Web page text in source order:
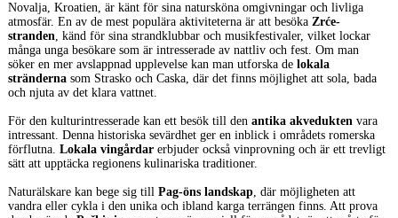
Novalja, Kroatien, är känt för sina natursköna omgivningar och livliga
atmosfär. En av de mest populära aktiviteterna är att besöka Zrće-
stranden, känd för sina strandklubbar och musikfestivaler, vilket lockar
många unga besökare som är intresserade av nattliv och fest. Om man
söker en mer avslappnad upplevelse kan man utforska de lokala
strändernasom Strasko och Caska, där det finns möjlighet att sola, bada
och njuta av det klara vattnet.
För den kulturintresserade kan ett besök till den antika akveduktenvara
intressant. Denna historiska sevärdhet ger en inblick i områdets romerska
förflutna. Lokala vingårdarerbjuder också vinprovning och är ett trevligt
sätt att upptäcka regionens kulinariska traditioner.
Naturälskare kan bege sig till Pag-öns landskap, där möjligheten att
vandra eller cykla i den unika och ibland karga terrängen finns. Att prova